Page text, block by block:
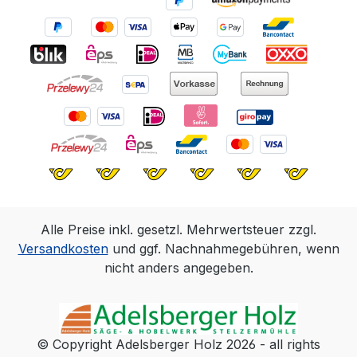
l; 2,50 l* Bei Fußböden wird ein
Endanstrich mit Hartwachs-Öl
empfohlen.Bitte beachten Sie: Das erzielte
Ergebnis des Farbtons kann je nach
Holzart unterschiedlich ausfallen.
Alle Preise inkl. gesetzl. Mehrwertsteuer zzgl.
Versandkostenund ggf. Nachnahmegebühren, wenn
nicht anders angegeben.
© Copyright Adelsberger Holz 2026 - all rights